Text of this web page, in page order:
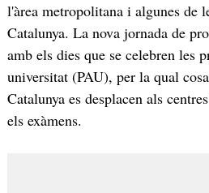
l'àrea metropolitana i algunes de
Catalunya. La nova jornada de
amb els dies que se celebren les
universitat (PAU), per la qual
Catalunya es desplacen als
els exàmens.